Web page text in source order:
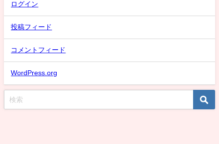
ログイン
投稿フィード
コメントフィード
WordPress.org